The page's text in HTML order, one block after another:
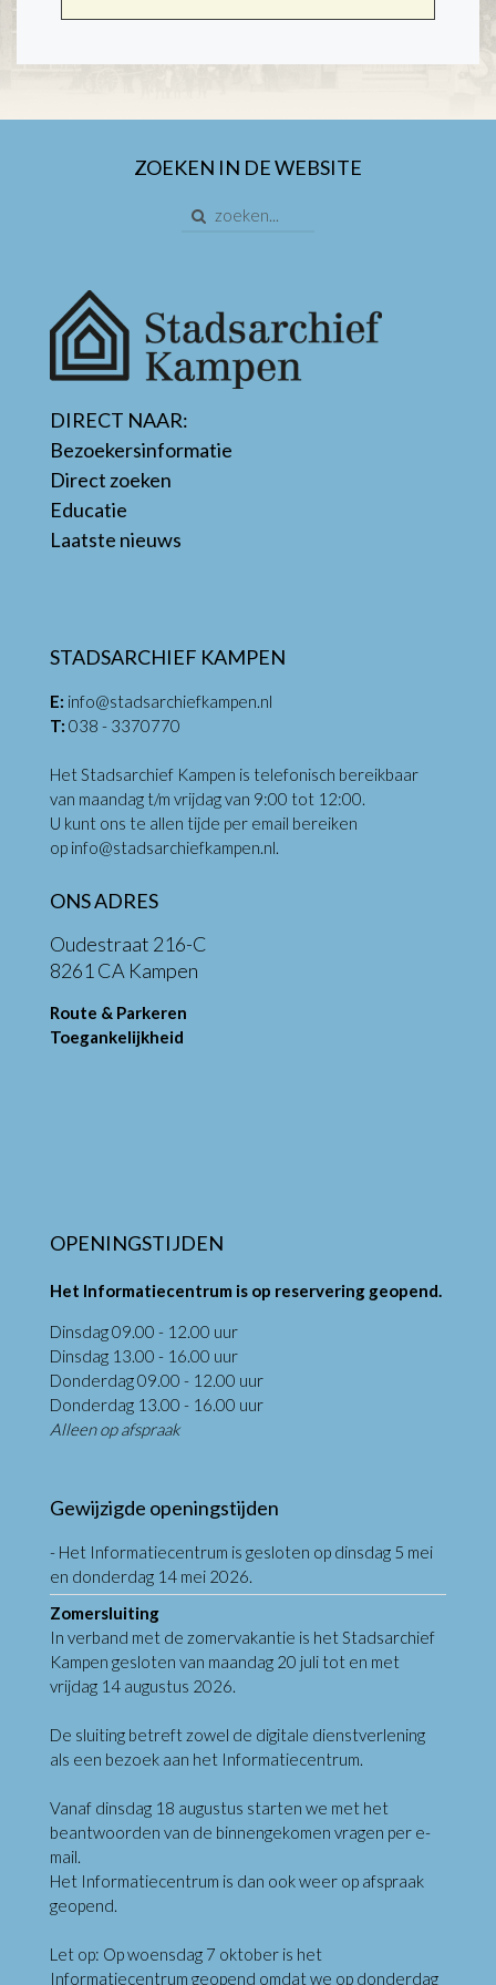
ZOEKEN IN DE WEBSITE
DIRECT NAAR:
Bezoekersinformatie
Direct zoeken
Educatie
Laatste nieuws
STADSARCHIEF KAMPEN
E: info@stadsarchiefkampen.nl
T: 038 - 3370770
Het Stadsarchief Kampen is telefonisch bereikbaar
van maandag t/m vrijdag van 9:00 tot 12:00.
U kunt ons te allen tijde per email bereiken
op info@stadsarchiefkampen.nl.
ONS ADRES
Oudestraat 216-C
8261 CA Kampen
Route & Parkeren
Toegankelijkheid
OPENINGSTIJDEN
Het Informatiecentrum is op reservering geopend.
Dinsdag 09.00 - 12.00 uur
Dinsdag 13.00 - 16.00 uur
Donderdag 09.00 - 12.00 uur
Donderdag 13.00 - 16.00 uur
Alleen op afspraak
Gewijzigde openingstijden
- Het Informatiecentrum is gesloten op dinsdag 5 mei
en donderdag 14 mei 2026.
Zomersluiting
In verband met de zomervakantie is het Stadsarchief
Kampen gesloten van maandag 20 juli tot en met
vrijdag 14 augustus 2026.
De sluiting betreft zowel de digitale dienstverlening
als een bezoek aan het Informatiecentrum.
Vanaf dinsdag 18 augustus starten we met het
beantwoorden van de binnengekomen vragen per e-
mail.
Het Informatiecentrum is dan ook weer op afspraak
geopend.
Let op: Op woensdag 7 oktober is het
Informatiecentrum geopend omdat we op donderdag